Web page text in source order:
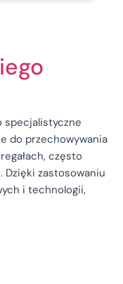
specjalistyczne
do przechowywania
często
zastosowaniu
i technologii,